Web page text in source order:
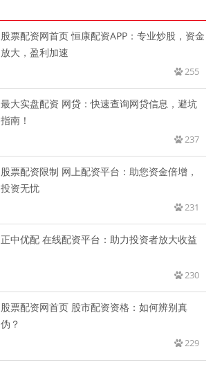
股票配资网首页 恒康配资APP：专业炒股，资金
放大，盈利加速
255
最大实盘配资 网贷：快速查询网贷信息，避坑
指南！
237
股票配资限制 网上配资平台：助您资金倍增，
投资无忧
231
正中优配 在线配资平台：助力投资者放大收益
230
股票配资网首页 股市配资资格：如何辨别真
伪？
229